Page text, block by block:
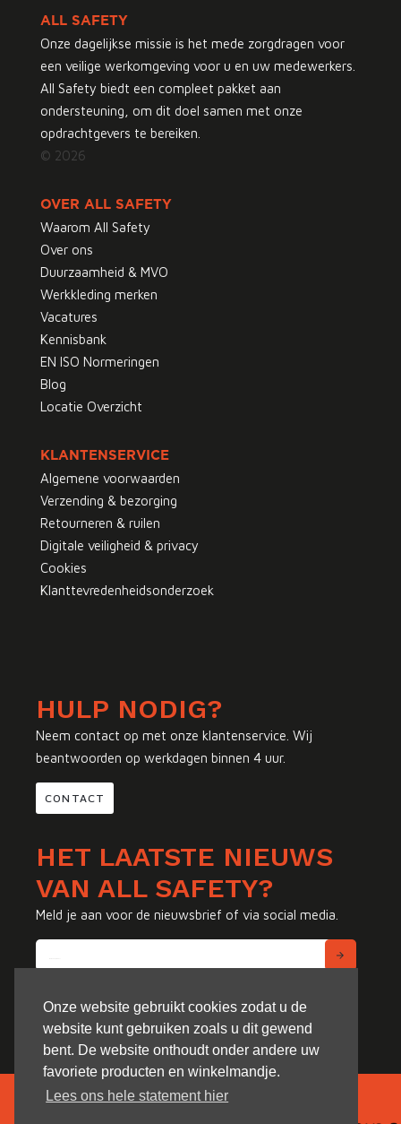
Onze website gebruikt cookies zodat u de
website kunt gebruiken zoals u dit gewend
bent. De website onthoudt onder andere uw
favoriete producten en winkelmandje.
Lees ons hele statement hier
ALL SAFETY
Onze dagelijkse missie is het mede zorgdragen voor
een veilige werkomgeving voor u en uw medewerkers.
All Safety biedt een compleet pakket aan
ondersteuning, om dit doel samen met onze
opdrachtgevers te bereiken.
© 2026
OVER ALL SAFETY
Waarom All Safety
Over ons
Duurzaamheid & MVO
Werkkleding merken
Vacatures
Kennisbank
EN ISO Normeringen
Blog
Locatie Overzicht
KLANTENSERVICE
Algemene voorwaarden
Verzending & bezorging
Retourneren & ruilen
Digitale veiligheid & privacy
Cookies
Klanttevredenheidsonderzoek
HULP NODIG?
Neem contact op met onze klantenservice. Wij
beantwoorden op werkdagen binnen 4 uur.
CONTACT
HET LAATSTE NIEUWS
VAN ALL SAFETY?
Meld je aan voor de nieuwsbrief of via social media.